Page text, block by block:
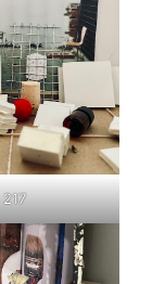
217